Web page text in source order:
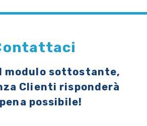
modulo sottostante,
Clienti risponderà
possibile!